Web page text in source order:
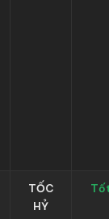
TỐC
HỶ
Tốt